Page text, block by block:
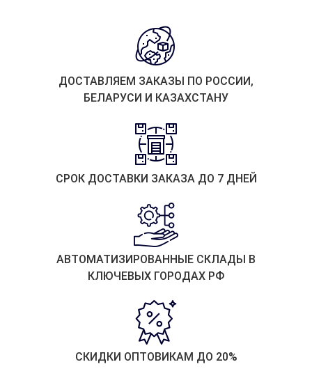
ДОСТАВЛЯЕМ ЗАКАЗЫ ПО РОССИИ,
БЕЛАРУСИ И КАЗАХСТАНУ
СРОК ДОСТАВКИ ЗАКАЗА ДО 7 ДНЕЙ
АВТОМАТИЗИРОВАННЫЕ СКЛАДЫ В
КЛЮЧЕВЫХ ГОРОДАХ РФ
СКИДКИ ОПТОВИКАМ ДО 20%